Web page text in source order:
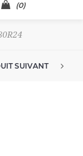
(0)
SUIVANT